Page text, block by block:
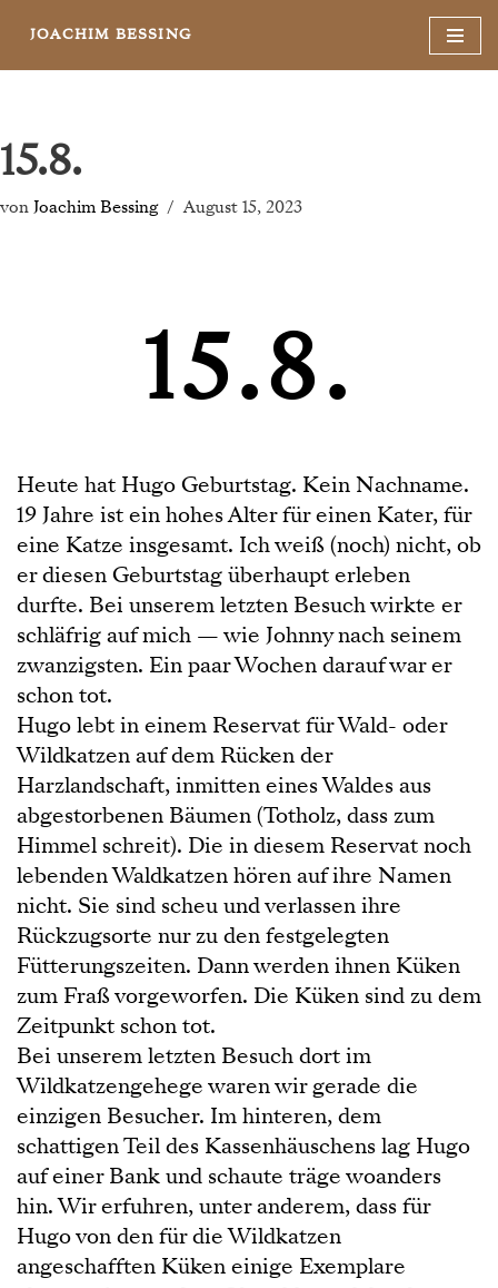
JOACHIM BESSING
15.8.
von Joachim Bessing August 15, 2023
15.8.
Heute hat Hugo Geburtstag. Kein Nachname.
19 Jahre ist ein hohes Alter für einen Kater, für
eine Katze insgesamt. Ich weiß (noch) nicht, ob
er diesen Geburtstag überhaupt erleben
durfte. Bei unserem letzten Besuch wirkte er
schläfrig auf mich — wie Johnny nach seinem
zwanzigsten. Ein paar Wochen darauf war er
schon tot.
Hugo lebt in einem Reservat für Wald- oder
Wildkatzen auf dem Rücken der
Harzlandschaft, inmitten eines Waldes aus
abgestorbenen Bäumen (Totholz, dass zum
Himmel schreit). Die in diesem Reservat noch
lebenden Waldkatzen hören auf ihre Namen
nicht. Sie sind scheu und verlassen ihre
Rückzugsorte nur zu den festgelegten
Fütterungszeiten. Dann werden ihnen Küken
zum Fraß vorgeworfen. Die Küken sind zu dem
Zeitpunkt schon tot.
Bei unserem letzten Besuch dort im
Wildkatzengehege waren wir gerade die
einzigen Besucher. Im hinteren, dem
schattigen Teil des Kassenhäuschens lag Hugo
auf einer Bank und schaute träge woanders
hin. Wir erfuhren, unter anderem, dass für
Hugo von den für die Wildkatzen
angeschafften Küken einige Exemplare